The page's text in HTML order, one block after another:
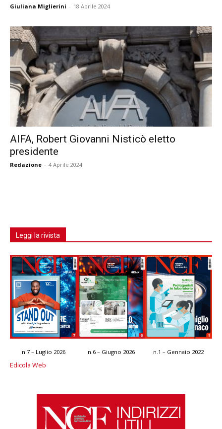
Giuliana Miglierini - 18 Aprile 2024
AIFA, Robert Giovanni Nisticò eletto
presidente
Redazione - 4 Aprile 2024
Leggi la rivista
n.7 – Luglio 2026 n.6 – Giugno 2026 n.1 – Gennaio 2022
Edicola Web